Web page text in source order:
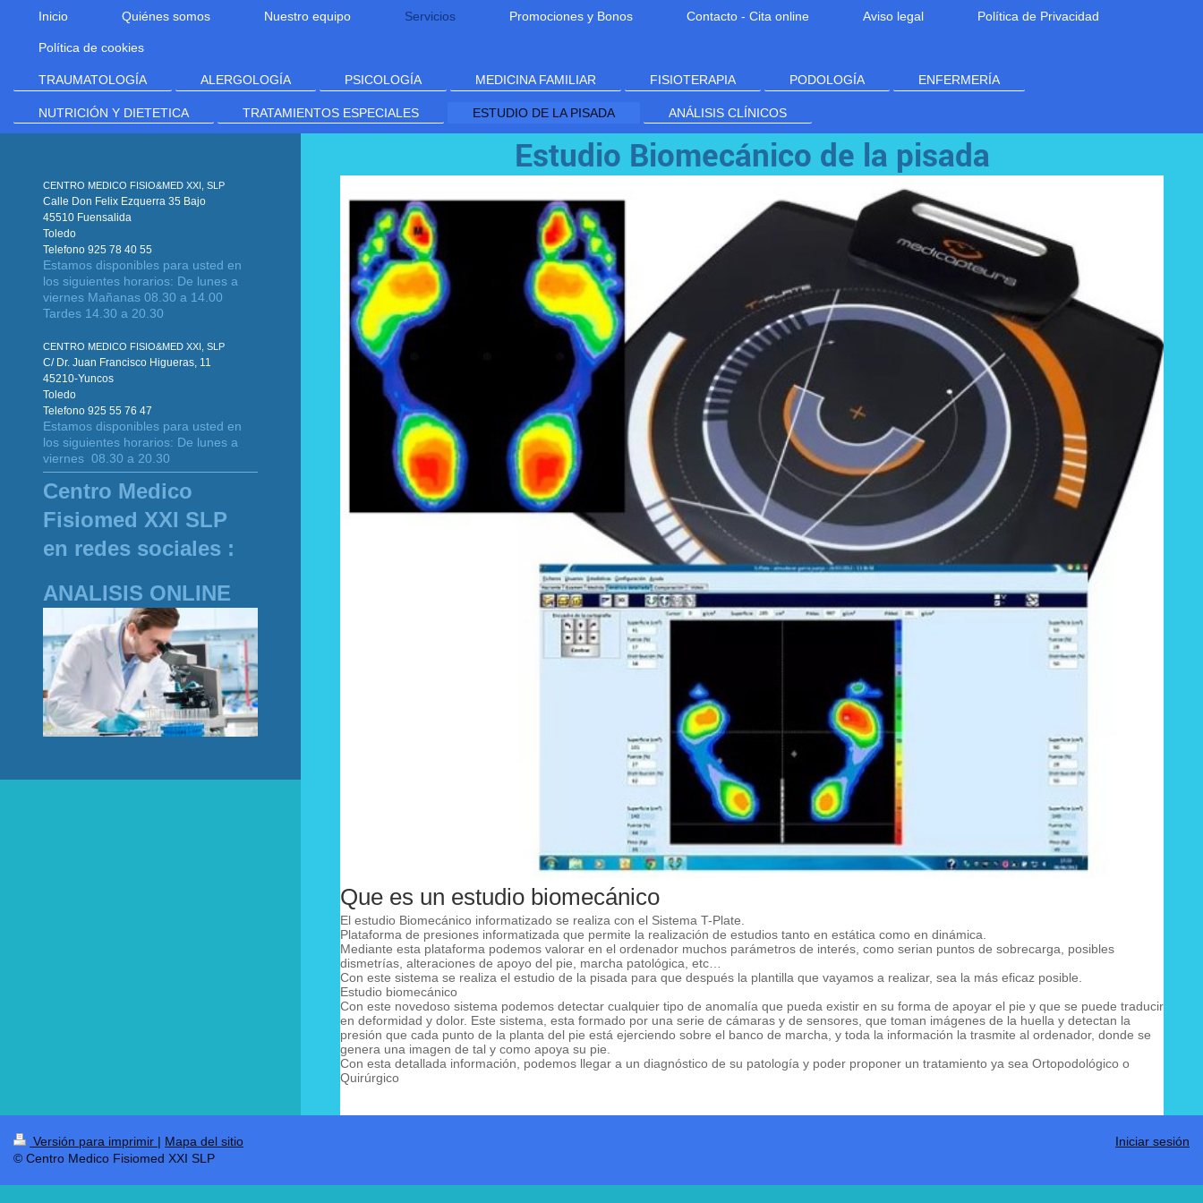
Inicio Quiénes somos Nuestro equipo Servicios Promociones y Bonos Contacto - Cita online Aviso legal Política de Privacidad
Política de cookies
TRAUMATOLOGÍA ALERGOLOGÍA PSICOLOGÍA MEDICINA FAMILIAR FISIOTERAPIA PODOLOGÍA ENFERMERÍA
NUTRICIÓN Y DIETETICA TRATAMIENTOS ESPECIALES ESTUDIO DE LA PISADA ANÁLISIS CLÍNICOS
Estudio Biomecánico de la pisada
Que es un estudio biomecánico
El estudio Biomecánico informatizado se realiza con el Sistema T-Plate.
Plataforma de presiones informatizada que permite la realización de estudios tanto en estática como en dinámica.
Mediante esta plataforma podemos valorar en el ordenador muchos parámetros de interés, como serian puntos de sobrecarga, posibles
dismetrías, alteraciones de apoyo del pie, marcha patológica, etc…
Con este sistema se realiza el estudio de la pisada para que después la plantilla que vayamos a realizar, sea la más eficaz posible.
Estudio biomecánico
Con este novedoso sistema podemos detectar cualquier tipo de anomalía que pueda existir en su forma de apoyar el pie y que se puede traducir
en deformidad y dolor. Este sistema, esta formado por una serie de cámaras y de sensores, que toman imágenes de la huella y detectan la
presión que cada punto de la planta del pie está ejerciendo sobre el banco de marcha, y toda la información la trasmite al ordenador, donde se
genera una imagen de tal y como apoya su pie.
Con esta detallada información, podemos llegar a un diagnóstico de su patología y poder proponer un tratamiento ya sea Ortopodológico o
Quirúrgico
CENTRO MEDICO FISIO&MED XXI, SLP
Calle Don Felix Ezquerra 35 Bajo
45510 Fuensalida
Toledo
Telefono 925 78 40 55
Estamos disponibles para usted en
los siguientes horarios: De lunes a
viernes Mañanas 08.30 a 14.00
Tardes 14.30 a 20.30
CENTRO MEDICO FISIO&MED XXI, SLP
C/ Dr. Juan Francisco Higueras, 11
45210-Yuncos
Toledo
Telefono 925 55 76 47
Estamos disponibles para usted en
los siguientes horarios: De lunes a
viernes 08.30 a 20.30
Centro Medico
Fisiomed XXI SLP
en redes sociales :
ANALISIS ONLINE
Versión para imprimir | Mapa del sitio
© Centro Medico Fisiomed XXI SLP
Iniciar sesión